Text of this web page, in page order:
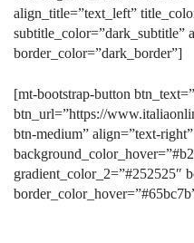
align_title=”text_left”
subtitle_color=”dark_subtitle”
border_color=”dark_border”]
[mt-bootstrap-button
btn_url=”https://
btn-medium” align=”text-
gradient_color_2=”#252525″